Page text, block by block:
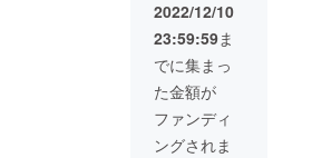
2（水素
イヤホ
ン）×4
・ゲス
ト用ア
クセサ
リー
3（水素
ゴーグ
2022/12/10
23:59:59ま
でに集まっ
た金額が
ファンディ
ングされま